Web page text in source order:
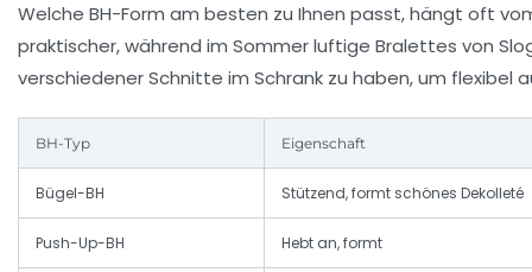
Welche BH-Form am besten zu Ihnen passt, hängt oft
praktischer, während im Sommer luftige Bralettes von
verschiedener Schnitte im Schrank zu haben, um flexibel
BH-Typ Eigenschaft
Bügel-BH Stützend, formt schönes Dekolleté
Push-Up-BH Hebt an, formt